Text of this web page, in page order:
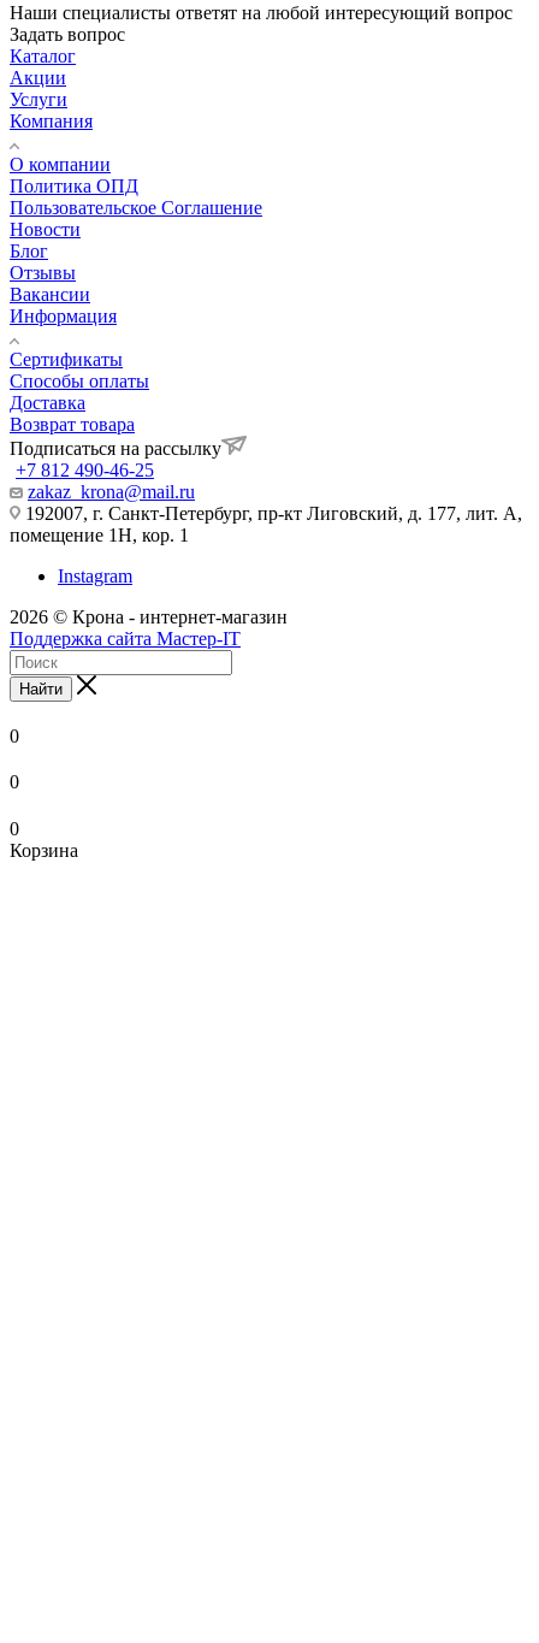
Наши специалисты ответят на любой интересующий вопрос
Задать вопрос
Каталог
Акции
Услуги
Компания
О компании
Политика ОПД
Пользовательское Соглашение
Новости
Блог
Отзывы
Вакансии
Информация
Сертификаты
Способы оплаты
Доставка
Возврат товара
Подписаться на рассылку
+7 812 490-46-25
zakaz_krona@mail.ru
192007, г. Санкт-Петербург, пр-кт Лиговский, д. 177, лит. А,
помещение 1Н, кор. 1
Instagram
2026 © Крона - интернет-магазин
Поддержка сайта Мастер-IT
Найти
0
0
0
Корзина